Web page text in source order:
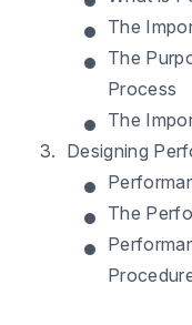
• The
• The
Process
• The
3. Designing
•
• The
•